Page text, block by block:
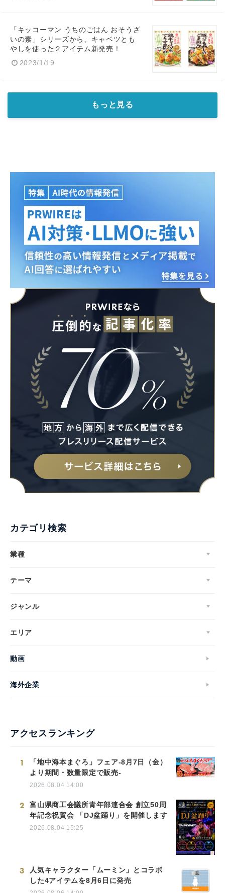
「キッコーマン うちのごはん おそうざ
いの素」シリーズから、キャベツとも
やしを使った２アイテム新発売！
2023/1/19
もっと見る
カテゴリ検索
業種
テーマ
ジャンル
エリア
動画
海外企業
アクセスランキング
1
「地中海本まぐろ」フェア-8月7日（金）
より期間・数量限定で販売-
2026.08.04 14:00
2
富山県商工会議所青年部連合会 創立50周
年記念祝賀会 「DJ盆踊り」を開催します
2026.08.04 15:25
3
人気キャラクター「ムーミン」とコラボ
した4アイテムを8月6日に発売